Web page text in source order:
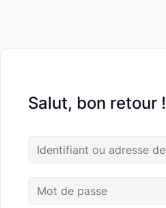
Salut, bon retour !